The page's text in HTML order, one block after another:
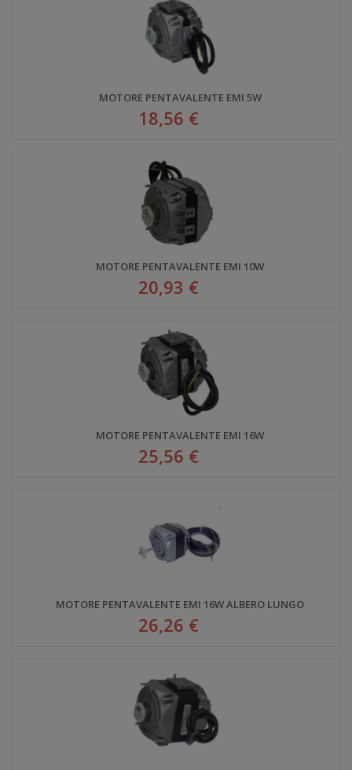
MOTORE PENTAVALENTE EMI 5W
18,56 €
MOTORE PENTAVALENTE EMI 10W
20,93 €
MOTORE PENTAVALENTE EMI 16W
25,56 €
MOTORE PENTAVALENTE EMI 16W ALBERO LUNGO
26,26 €